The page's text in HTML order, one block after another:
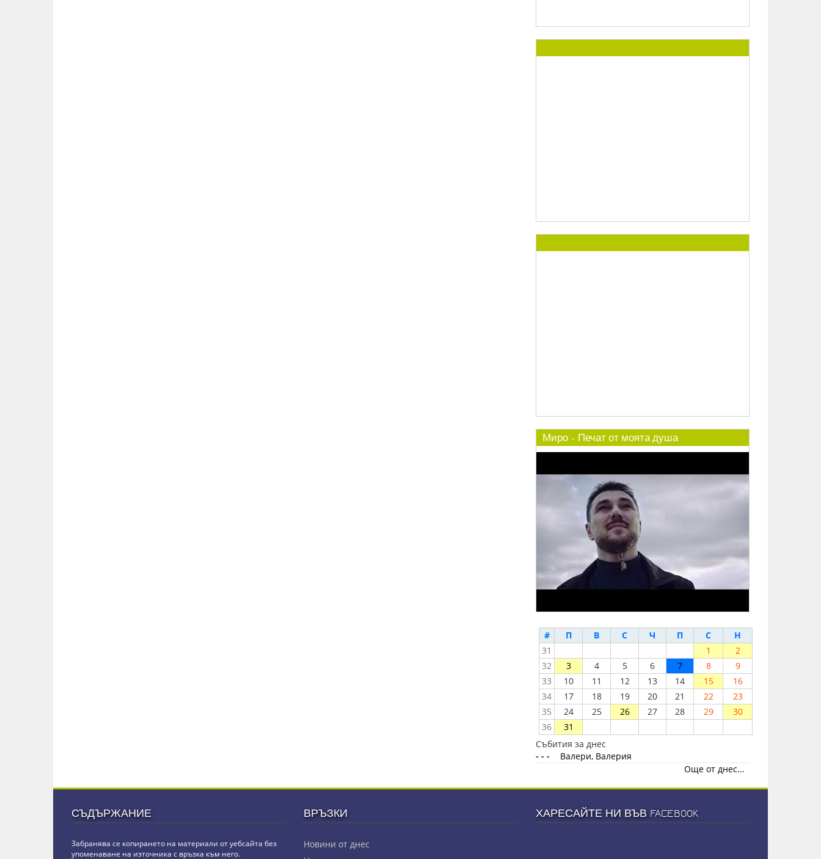
Миро - Печат от моята душа
# П В С Ч П С
Н
31
1
2
32
3 4 5 6 7 8
9
33
10 11 12 13 14 15
16
34
17 18 19 20 21 22
23
35
24 25 26 27 28 29
30
36
31
Събития за днес
- - -
Валери, Валерия
Още от днес...
СЪДЪРЖАНИЕ
Забранява се копирането на материали от уебсайта без
упоменаване на източника с връзка към него.
ВРЪЗКИ
Новини от днес
ХАРЕСАЙТЕ НИ ВЪВ FACEBOOK